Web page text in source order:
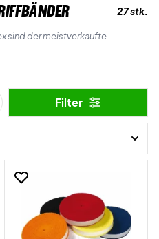
27 stk.
sind der meistverkaufte
und Farben, und du findest sie
Filter